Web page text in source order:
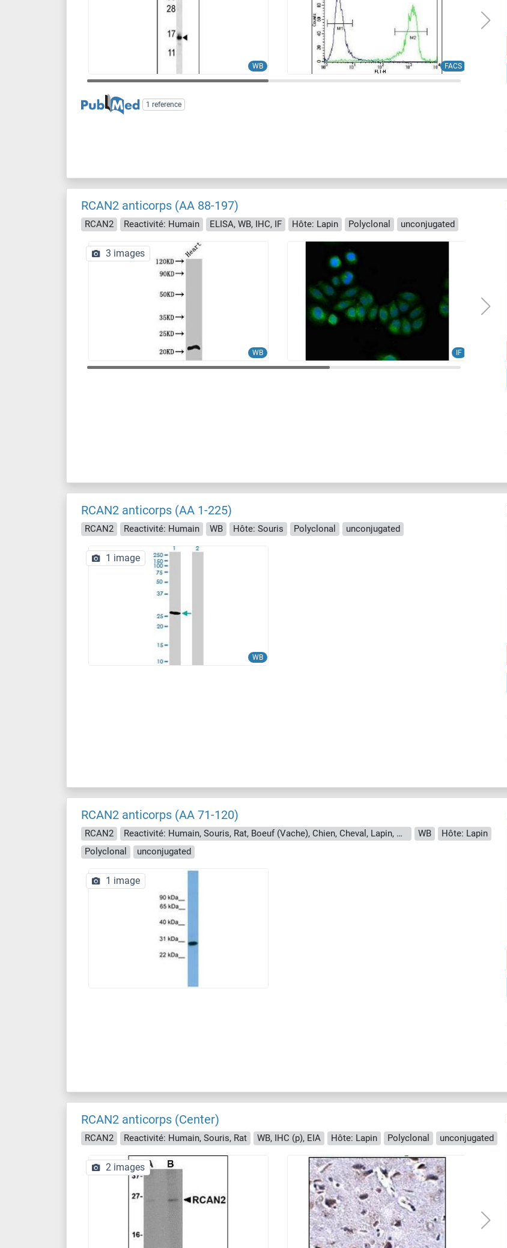
WB FACS
1 reference
RCAN2 anticorps (AA 88-197)
RCAN2 Reactivité: Humain ELISA, WB, IHC, IF Hôte: Lapin Polyclonal unconjugated
WB IF
3 images
RCAN2 anticorps (AA 1-225)
RCAN2 Reactivité: Humain WB Hôte: Souris Polyclonal unconjugated
WB
1 image
RCAN2 anticorps (AA 71-120)
RCAN2 Reactivité: Humain, Souris, Rat, Boeuf (Vache), Chien, Cheval, Lapin, Cobaye, Porc, Singe WB
Hôte: Lapin
Polyclonal
unconjugated
1 image
RCAN2 anticorps (Center)
RCAN2 Reactivité: Humain, Souris, Rat WB, IHC (p), EIA Hôte: Lapin Polyclonal unconjugated
2 images